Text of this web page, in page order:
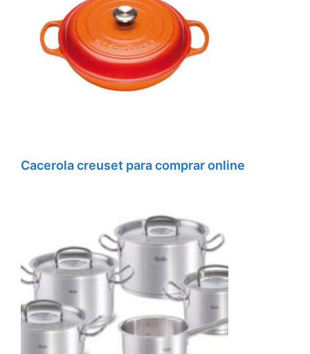
Cacerola creuset para comprar online